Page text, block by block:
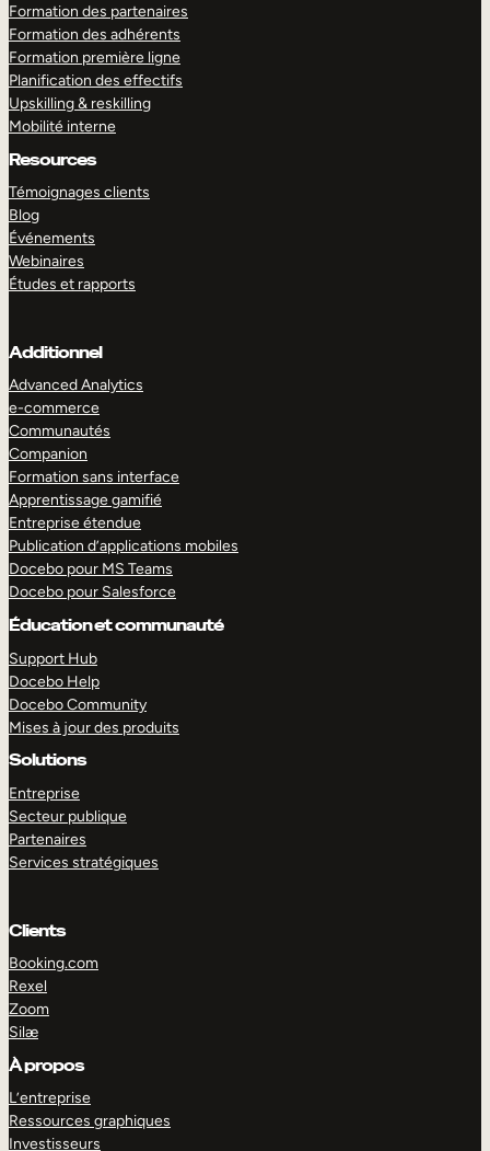
Formation des partenaires
Formation des adhérents
Formation première ligne
Planification des effectifs
Upskilling & reskilling
Mobilité interne
Resources
Témoignages clients
Blog
Événements
Webinaires
Études et rapports
Additionnel
Advanced Analytics
e-commerce
Communautés
Companion
Formation sans interface
Apprentissage gamifié
Entreprise étendue
Publication d’applications mobiles
Docebo pour MS Teams
Docebo pour Salesforce
Éducation et communauté
Support Hub
Docebo Help
Docebo Community
Mises à jour des produits
Solutions
Entreprise
Secteur publique
Partenaires
Services stratégiques
Clients
Booking.com
Rexel
Zoom
Silæ
À propos
L’entreprise
Ressources graphiques
Investisseurs